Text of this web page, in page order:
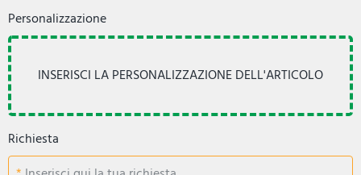
Personalizzazione
Richiesta